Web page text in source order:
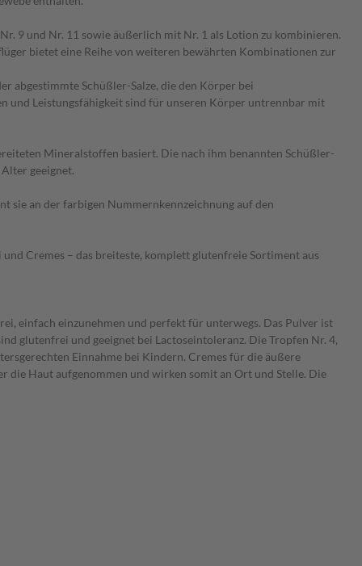
9 und Nr. 11 sowie äußerlich mit Nr. 1 als Lotion zu kombinieren.
bietet eine Reihe von weiteren bewährten Kombinationen zur
abgestimmte Schüßler-Salze, die den Körper bei
und Leistungsfähigkeit sind für unseren Körper untrennbar mit
Mineralstoffen basiert. Die nach ihm benannten Schüßler-
geeignet.
sie an der farbigen Nummernkennzeichnung auf den
Cremes – das breiteste, komplett glutenfreie Sortiment aus
einfach einzunehmen und perfekt für unterwegs. Das Pulver ist
glutenfrei und geeignet bei Lactoseintoleranz. Die Tropfen Nr. 4,
Einnahme bei Kindern. Cremes für die äußere
die Haut aufgenommen und wirken somit an Ort und Stelle. Die